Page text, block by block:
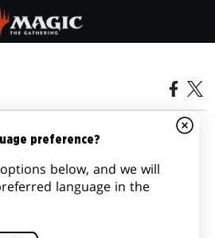
やって来る！
！ヤァ！
preference?
below, and we will
language in the